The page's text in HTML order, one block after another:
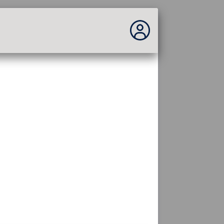
No estás conectado...